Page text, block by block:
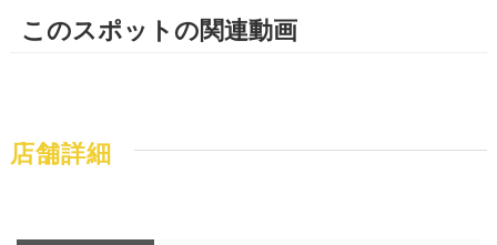
このスポットの関連動画
店舗詳細